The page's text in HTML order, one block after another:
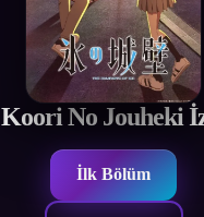
Koori No Jouheki
İlk Bölüm